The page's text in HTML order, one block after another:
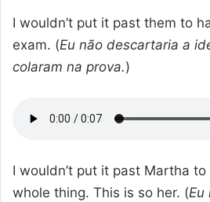
I wouldn’t put it past them to
exam. (Eu não descartaria a
colaram na prova.)
I wouldn’t put it past Martha
whole thing. This is so her. (Eu